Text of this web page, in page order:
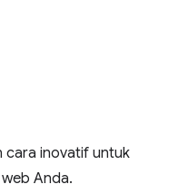
cara inovatif untuk
Anda.